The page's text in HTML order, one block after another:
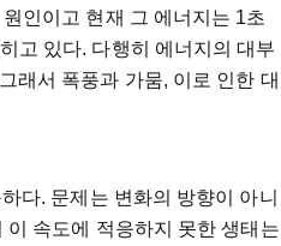
인이고 현재 그 에너지는 1초
고 있다. 다행히 에너지의 대부
래서 폭풍과 가뭄, 이로 인한 대
다. 문제는 변화의 방향이 아니
속도에 적응하지 못한 생태는